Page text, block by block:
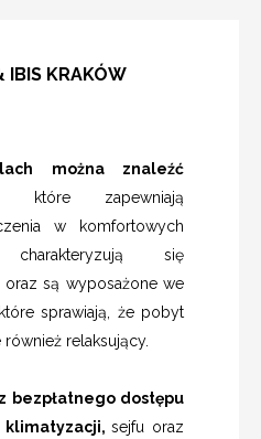
IBIS KRAKÓW
można znaleźć
, które zapewniają
w komfortowych
się
są wyposażone we
sprawiają, że pobyt
relaksujący.
bezpłatnego dostępu
klimatyzacji,sejfu oraz